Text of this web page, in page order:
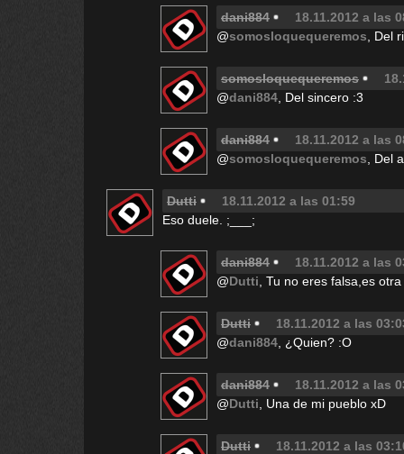
dani884
18.11.2012 a las
@somosloquequeremos , Del
somosloquequeremos
@dani884 , Del sincero :3
dani884
18.11.2012 a las
@somosloquequeremos , Del
Dutti
18.11.2012 a las 01:59
Eso duele. ;___;
dani884
18.11.2012 a las
@Dutti , Tu no eres falsa,es
Dutti
18.11.2012 a las
@dani884 , ¿Quien? :O
dani884
18.11.2012 a las
@Dutti , Una de mi pueblo xD
Dutti
18.11.2012 a las